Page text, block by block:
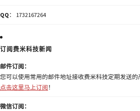
QQ ： 1732167264
订阅费米科技新闻
邮件订阅：
您可以使用常用的邮件地址接收费米科技定期发送的
点击这里马上订阅 ！
微信订阅：